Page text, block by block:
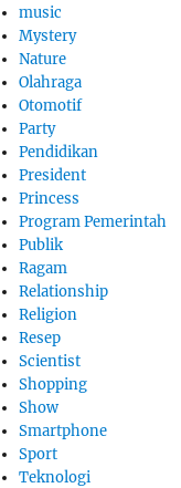
music
Mystery
Nature
Olahraga
Otomotif
Party
Pendidikan
President
Princess
Program Pemerintah
Publik
Ragam
Relationship
Religion
Resep
Scientist
Shopping
Show
Smartphone
Sport
Teknologi